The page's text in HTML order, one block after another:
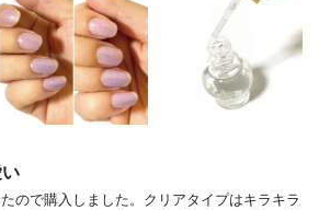
ので購入しました。クリアタイプはキラキラ